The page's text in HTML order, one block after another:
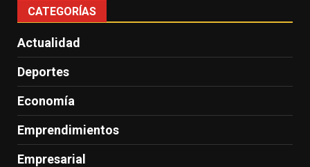
CATEGORÍAS
Actualidad
Deportes
Economía
Emprendimientos
Empresarial